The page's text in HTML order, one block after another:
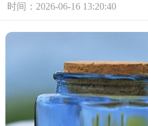
时间：2026-06-16 13:20:40